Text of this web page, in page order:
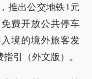
推出公交地铁1元
费开放公共停车
境的境外旅客发
引（外文版）。